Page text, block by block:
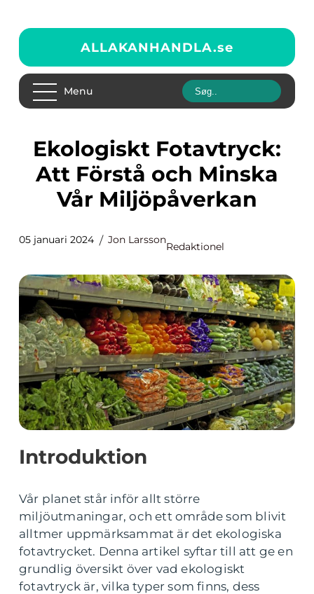
ALLAKANHANDLA.se
Menu
Ekologiskt Fotavtryck:
Att Förstå och Minska
Vår Miljöpåverkan
05 januari 2024 Jon Larsson
Redaktionel
Introduktion
Vår planet står inför allt större
miljöutmaningar, och ett område som blivit
alltmer uppmärksammat är det ekologiska
fotavtrycket. Denna artikel syftar till att ge en
grundlig översikt över vad ekologiskt
fotavtryck är, vilka typer som finns, dess